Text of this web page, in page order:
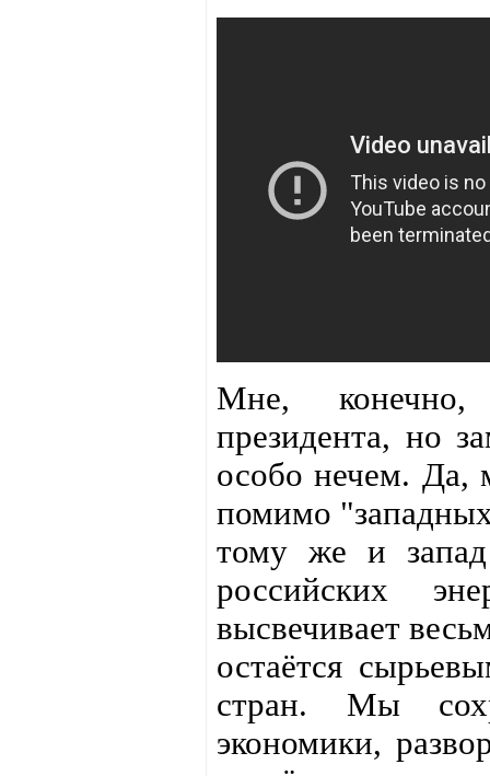
Мне, конечно,
президента, но
особо нечем. Да,
помимо
тому же и запад
российских
высвечивает
остаётся
стран. Мы
экономики,